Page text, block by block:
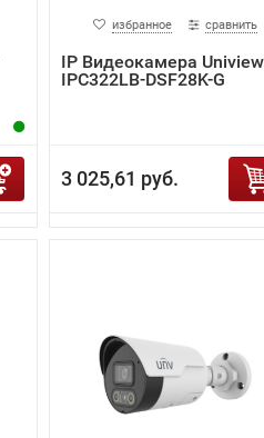
избранное сравнить
IP Видеокамера Uniview
IPC322LB-DSF28K-G
3 025,61 руб.